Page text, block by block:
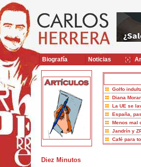
Golfo
Diana
La UE se
España,
Menos mal
Jandrín y
Café para
Diez Minutos
Biografía Noticias